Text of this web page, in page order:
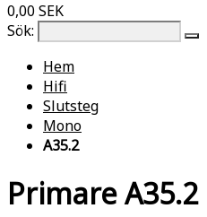
0,00 SEK
Sök:
Hem
Hifi
Slutsteg
Mono
A35.2
Primare A35.2